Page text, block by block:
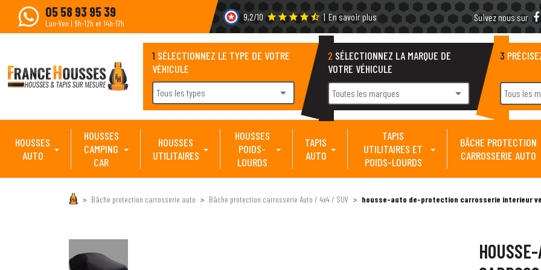
05 58 93 95 39
Lun-Ven | 9h-12h et 14h-17h
9,2/10 star starstarstarstar_half | En savoir plus Suivez nous sur
1 SÉLECTIONNEZ LE TYPE DE VOTRE
VÉHICULE
Tous les types arrow_drop_down
2 SÉLECTIONNEZ LA MARQUE DE
VOTRE VÉHICULE
Toutes les marques arrow_drop_down
3
Tous les
HOUSSES
AUTO
HOUSSES
CAMPING
CAR
HOUSSES
UTILITAIRES
HOUSSES
POIDS-
LOURDS
TAPIS
AUTO
TAPIS
UTILITAIRES ET
POIDS-LOURDS
BÂCHE PROTECTION
CARROSSERIE AUTO
Bâche protection carrosserie auto Bâche protection carrosserie Auto / 4x4 / SUV housse-auto de-protection carrosserie interieur